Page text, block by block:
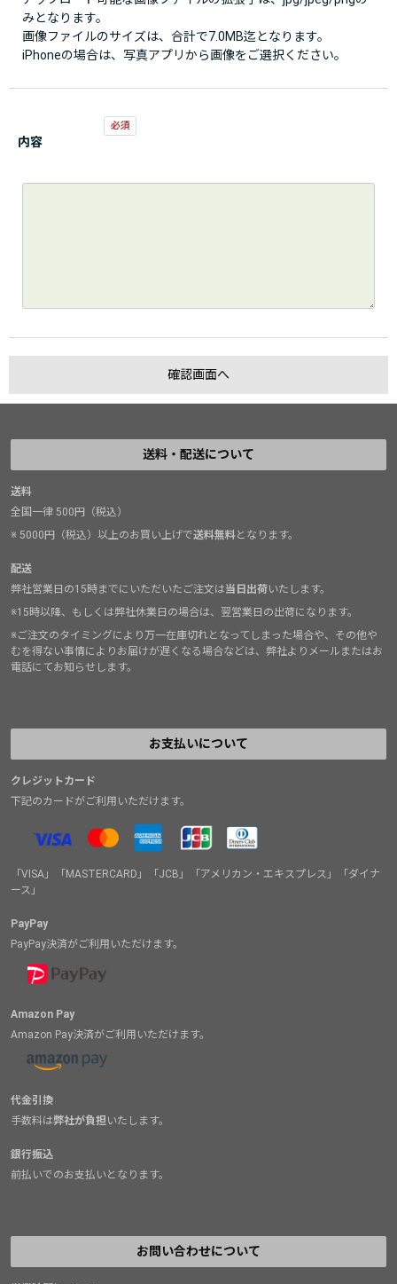
みとなります。
画像ファイルのサイズは、合計で7.0MB迄となります。
iPhoneの場合は、写真アプリから画像をご選択ください。
内容
送料・配送について
送料
全国一律 500円（税込）
※ 5000円（税込）以上のお買い上げで送料無料となります。
配送
弊社営業日の15時までにいただいたご注文は当日出荷いたします。
※15時以降、もしくは弊社休業日の場合は、翌営業日の出荷になります。
※ご注文のタイミングにより万一在庫切れとなってしまった場合や、その他や
むを得ない事情によりお届けが遅くなる場合などは、弊社よりメールまたはお
電話にてお知らせします。
お支払いについて
クレジットカード
下記のカードがご利用いただけます。
「VISA」「MASTERCARD」「JCB」「アメリカン・エキスプレス」「ダイナ
ース」
PayPay
PayPay決済がご利用いただけます。
Amazon Pay
Amazon Pay決済がご利用いただけます。
代金引換
手数料は弊社が負担いたします。
銀行振込
前払いでのお支払いとなります。
お問い合わせについて